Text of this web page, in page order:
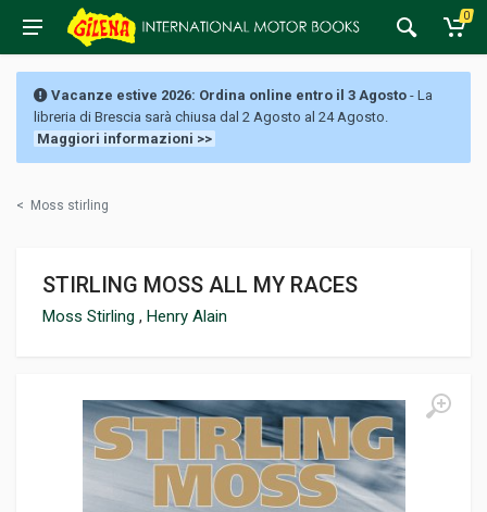
0
Vacanze estive 2026: Ordina online entro il 3 Agosto - La
libreria di Brescia sarà chiusa dal 2 Agosto al 24 Agosto.
Maggiori informazioni >>
< Moss stirling
STIRLING MOSS ALL MY RACES
Moss Stirling , Henry Alain